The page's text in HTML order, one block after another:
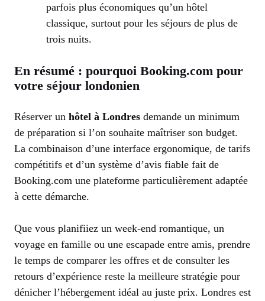
parfois plus économiques qu’un hôtel
classique, surtout pour les séjours de plus de
trois nuits.
En résumé : pourquoi Booking.com pour
votre séjour londonien
Réserver un hôtel à Londres demande un minimum
de préparation si l’on souhaite maîtriser son budget.
La combinaison d’une interface ergonomique, de tarifs
compétitifs et d’un système d’avis fiable fait de
Booking.com une plateforme particulièrement adaptée
à cette démarche.
Que vous planifiiez un week-end romantique, un
voyage en famille ou une escapade entre amis, prendre
le temps de comparer les offres et de consulter les
retours d’expérience reste la meilleure stratégie pour
dénicher l’hébergement idéal au juste prix. Londres est